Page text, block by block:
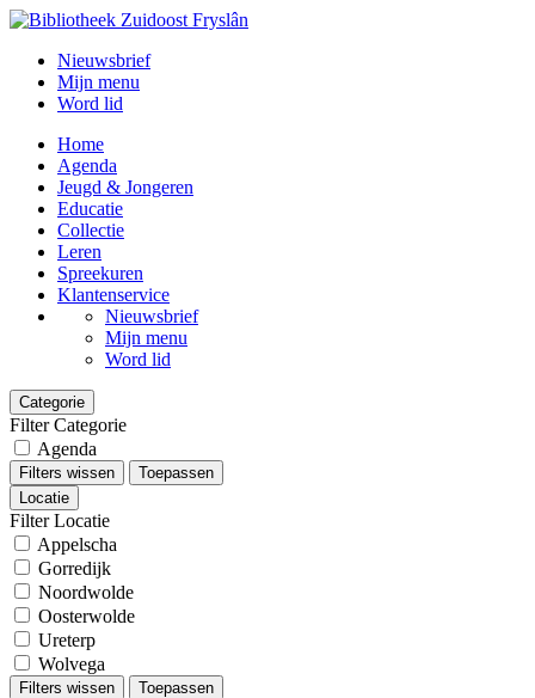
Nieuwsbrief
Mijn menu
Word lid
Home
Agenda
Jeugd & Jongeren
Educatie
Collectie
Leren
Spreekuren
Klantenservice
Nieuwsbrief
Mijn menu
Word lid
Categorie
Filter Categorie
Agenda
Filters wissen
Toepassen
Locatie
Filter Locatie
Appelscha
Gorredijk
Noordwolde
Oosterwolde
Ureterp
Wolvega
Filters wissen
Toepassen